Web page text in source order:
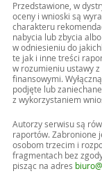
Przedstawione, w
oceny i wnioski są
charakteru
nabycia lub zbycia
w odniesieniu do
te jak i inne treści
w rozumieniu ustawy
finansowymi.
podjęte lub
z wykorzystaniem
Autorzy serwisu są
raportów. Zabronione
osobom trzecim i
fragmentach bez
pisząc na adres